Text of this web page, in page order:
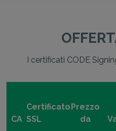
I certificati CODE
CA
Certificato
SSL
Prezzo
da